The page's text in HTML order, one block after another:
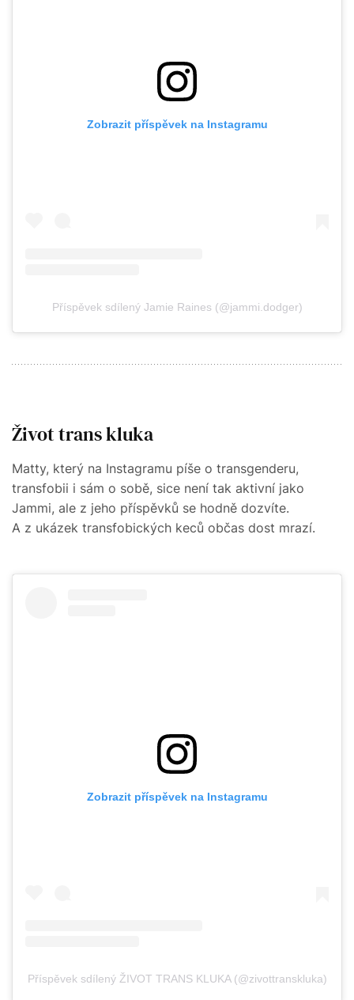
Zobrazit příspěvek na Instagramu
Příspěvek sdílený Jamie Raines (@jammi.dodger)
Život trans kluka
Matty, který na Instagramu píše o transgenderu,
transfobii i sám o sobě, sice není tak aktivní jako
Jammi, ale z jeho příspěvků se hodně dozvíte.
A z ukázek transfobických keců občas dost mrazí.
Zobrazit příspěvek na Instagramu
Příspěvek sdílený ŽIVOT TRANS KLUKA (@zivottranskluka)